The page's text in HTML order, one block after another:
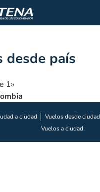
desde país
anterior
1»
a ciudad Vuelos desde ciudad
Vuelos a ciudad